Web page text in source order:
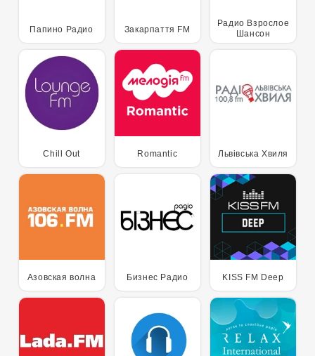
Папино Радио Закарпаття FM
Радио Взрослое
Шансон
Chill Out Romantic Львівська Хвиля
Азовская волна Бизнес Радио KISS FM Deep